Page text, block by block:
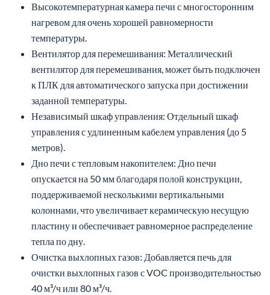
к ПЛК для автоматического запуска при достижении
заданной температуры.
Независимый шкаф управления: Отдельный шкаф
управления с удлиненным кабелем управления (до 5
метров).
Дно печи с тепловым накопителем: Дно печи
опускается на 50 мм благодаря полой конструкции,
поддерживаемой несколькими вертикальными
колоннами, что увеличивает керамическую несущую
пластину и обеспечивает равномерное распределение
тепла по дну.
Очистка выхлопных газов: Добавляется печь для
очистки выхлопных газов с VOC производительностью
40 м³/ч или 80 м³/ч.
Коррозионно-стойкая футеровка печи: Материал
футеровки печи, устойчивый к воздействию кислот,
щелочей и фтористоводородной кислоты.
Защита нагревательного элемента: Предотвращает
загрязнение порошком и коррозию от летучих веществ и